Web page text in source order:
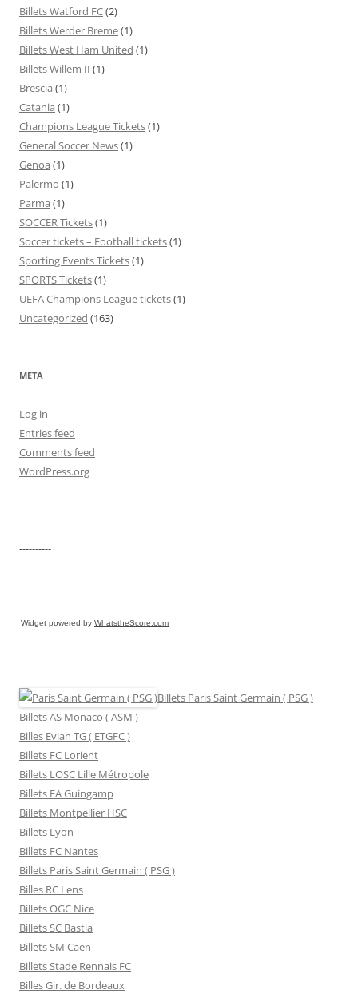
Billets Watford FC(2)
Billets Werder Breme(1)
Billets West Ham United (1)
Billets Willem II (1)
Brescia (1)
Catania (1)
Champions League Tickets(1)
General Soccer News(1)
Genoa (1)
Palermo (1)
Parma (1)
SOCCER Tickets(1)
Soccer tickets – Football tickets(1)
Sporting Events Tickets(1)
SPORTS Tickets(1)
UEFA Champions League tickets(1)
Uncategorized (163)
META
Log in
Entries feed
Comments feed
WordPress.org
----------
Widget powered by WhatstheScore.com
Billets Paris Saint Germain ( PSG )
Billets AS Monaco ( ASM )
Billes Evian TG ( ETGFC )
Billets FC Lorient
Billets LOSC Lille Métropole
Billets EA Guingamp
Billets Montpellier HSC
Billets Lyon
Billets FC Nantes
Billets Paris Saint Germain ( PSG )
Billes RC Lens
Billets OGC Nice
Billets SC Bastia
Billets SM Caen
Billets Stade Rennais FC
Billes Gir. de Bordeaux